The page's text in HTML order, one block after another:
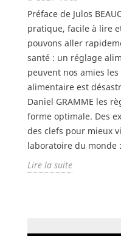
Préface de Julos
pratique, facile à lire
pouvons aller
santé : un réglage
peuvent nos amies
alimentaire est
Daniel GRAMME les
forme optimale. Des
des clefs pour mieux
laboratoire du monde :
Lire la suite